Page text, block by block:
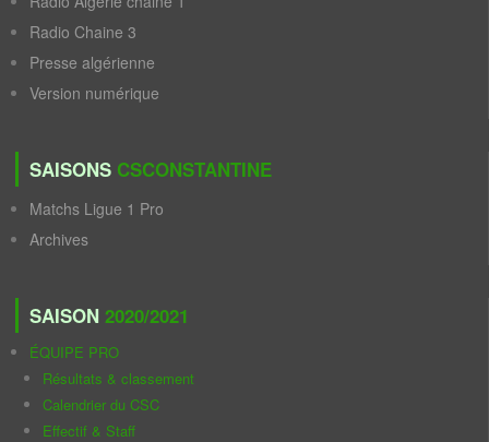
Radio Chaine 3
Presse algérienne
Version numérique
SAISONS CSCONSTANTINE
Matchs Ligue 1 Pro
Archives
SAISON 2020/2021
ÉQUIPE PRO
Résultats & classement
Calendrier du CSC
Effectif & Staff